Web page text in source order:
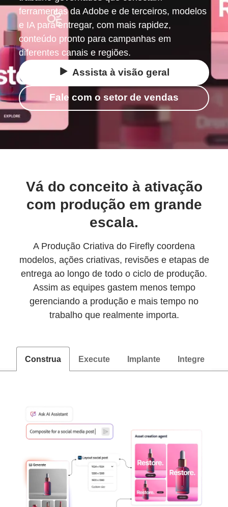
ferramentas da Adobe e de terceiros, modelos
e IA para entregar, com mais rapidez,
conteúdo pronto para campanhas em
diferentes canais e regiões.
Assista à visão geral
Fale com o setor de vendas
Vá do conceito à ativação
com produção em grande
escala.
A Produção Criativa do Firefly coordena
modelos, ações criativas, revisões e etapas de
entrega ao longo de todo o ciclo de produção.
Assim as equipes gastem menos tempo
gerenciando a produção e mais tempo no
trabalho que realmente importa.
Construa Execute Implante Integre